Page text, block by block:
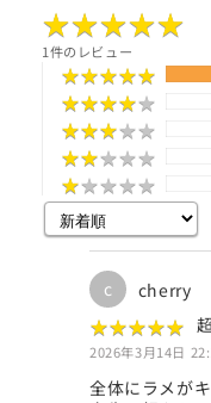
★★★★★
★★★★★
1件のレビュー
★★★★★
★★★★★
★★★★★
★★★★★
★★★★★
★★★★★
★★★★★
★★★★★
★★★★★
★★★★★
c cherry
★★★★★
★★★★★
2026年3月14日
全体にラメが